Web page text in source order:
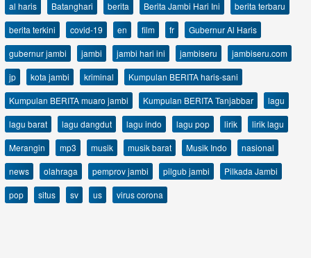
al haris Batanghari berita Berita Jambi Hari Ini
berita terbaru
berita terkini
covid-19 en film fr
Gubernur Al Haris
gubernur jambi
jambi jambi hari ini jambiseru
jambiseru.com
jp
kota jambi kriminal
Kumpulan BERITA haris-sani
Kumpulan BERITA muaro jambi
Kumpulan BERITA Tanjabbar
lagu
lagu barat
lagu dangdut lagu indo lagu pop lirik
lirik lagu
Merangin
mp3 musik musik barat Musik Indo
nasional
news
olahraga pemprov jambi pilgub jambi
Pilkada Jambi
pop
situs sv us virus corona